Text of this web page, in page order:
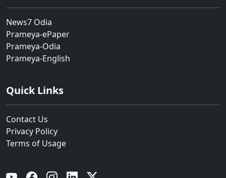
News7 Odia
Prameya-ePaper
Prameya-Odia
Prameya-English
Quick Links
Contact Us
Privacy Policy
Terms of Usage
YouTube Facebook Instagram Linkedin